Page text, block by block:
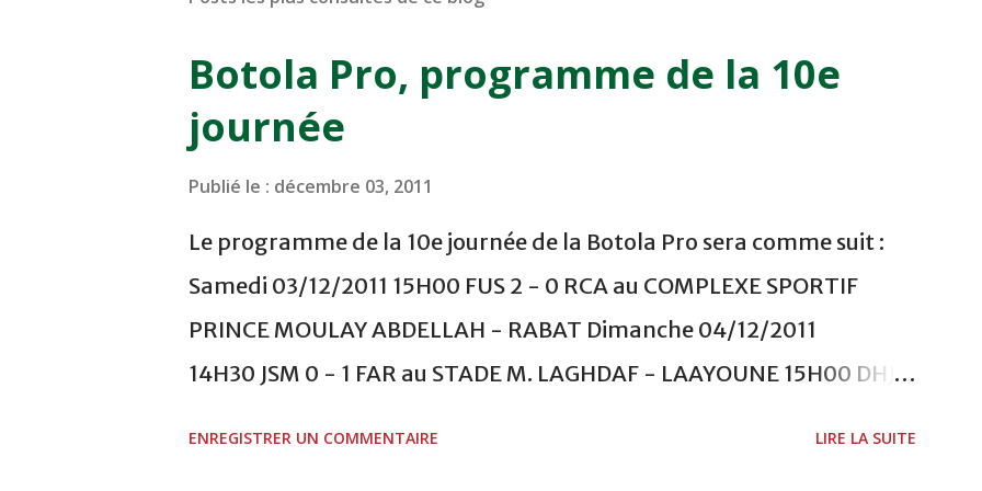
Botola Pro, programme de la 10e
journée
Publié le : décembre 03, 2011
Le programme de la 10e journée de la Botola Pro sera comme suit :
Samedi 03/12/2011 15H00 FUS 2 - 0 RCA au COMPLEXE SPORTIF
PRINCE MOULAY ABDELLAH - RABAT Dimanche 04/12/2011
14H30 JSM 0 - 1 FAR au STADE M. LAGHDAF - LAAYOUNE 15H00 DHJ 0
ENREGISTRER UN COMMENTAIRE LIRE LA SUITE